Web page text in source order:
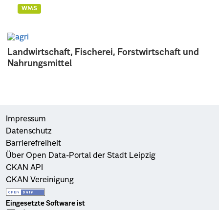
Landwirtschaft, Fischerei, Forstwirtschaft und
Nahrungsmittel
WMS
Impressum
Datenschutz
Barrierefreiheit
Über Open Data-Portal der Stadt Leipzig
CKAN API
CKAN Vereinigung
Eingesetzte Software ist